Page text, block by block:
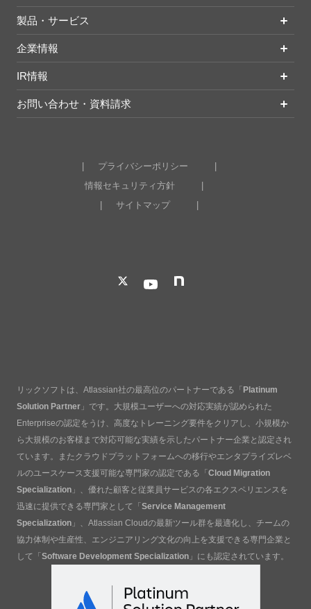
製品・サービス
企業情報
IR情報
お問い合わせ・資料請求
プライバシーポリシー
情報セキュリティ方針
サイトマップ
リックソフトは、Atlassian社の最高位のパートナーである「 Platinum
Solution Partner 」です。大規模ユーザーへの対応実績が認められた
Enterpriseの認定をうけ、高度なトレーニング要件をクリアし、小規模か
ら大規模のお客様まで対応可能な実績を示したパートナー企業と認定され
ています。またクラウドプラットフォームへの移行やエンタプライズレベ
ルのユースケース支援可能な専門家の認定である「 Cloud Migration
Specialization 」、優れた顧客と従業員サービスの各エクスペリエンスを
迅速に提供できる専門家として「 Service Management
Specialization 」、Atlassian Cloudの最新ツール群を最適化し、チームの
協力体制や生産性、エンジニアリング文化の向上を支援できる専門企業と
して「 Software Development Specialization 」にも認定されています。